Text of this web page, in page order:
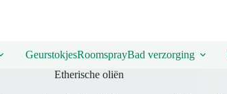
GeurstokjesRoomsprayBad verzorging
Etherische oliën